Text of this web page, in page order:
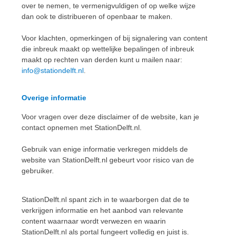
over te nemen, te vermenigvuldigen of op welke wijze
dan ook te distribueren of openbaar te maken.
Voor klachten, opmerkingen of bij signalering van content
die inbreuk maakt op wettelijke bepalingen of inbreuk
maakt op rechten van derden kunt u mailen naar:
info@stationdelft.nl.
Overige informatie
Voor vragen over deze disclaimer of de website, kan je
contact opnemen met StationDelft.nl.
Gebruik van enige informatie verkregen middels de
website van StationDelft.nl gebeurt voor risico van de
gebruiker.
StationDelft.nl spant zich in te waarborgen dat de te
verkrijgen informatie en het aanbod van relevante
content waarnaar wordt verwezen en waarin
StationDelft.nl als portal fungeert volledig en juist is.